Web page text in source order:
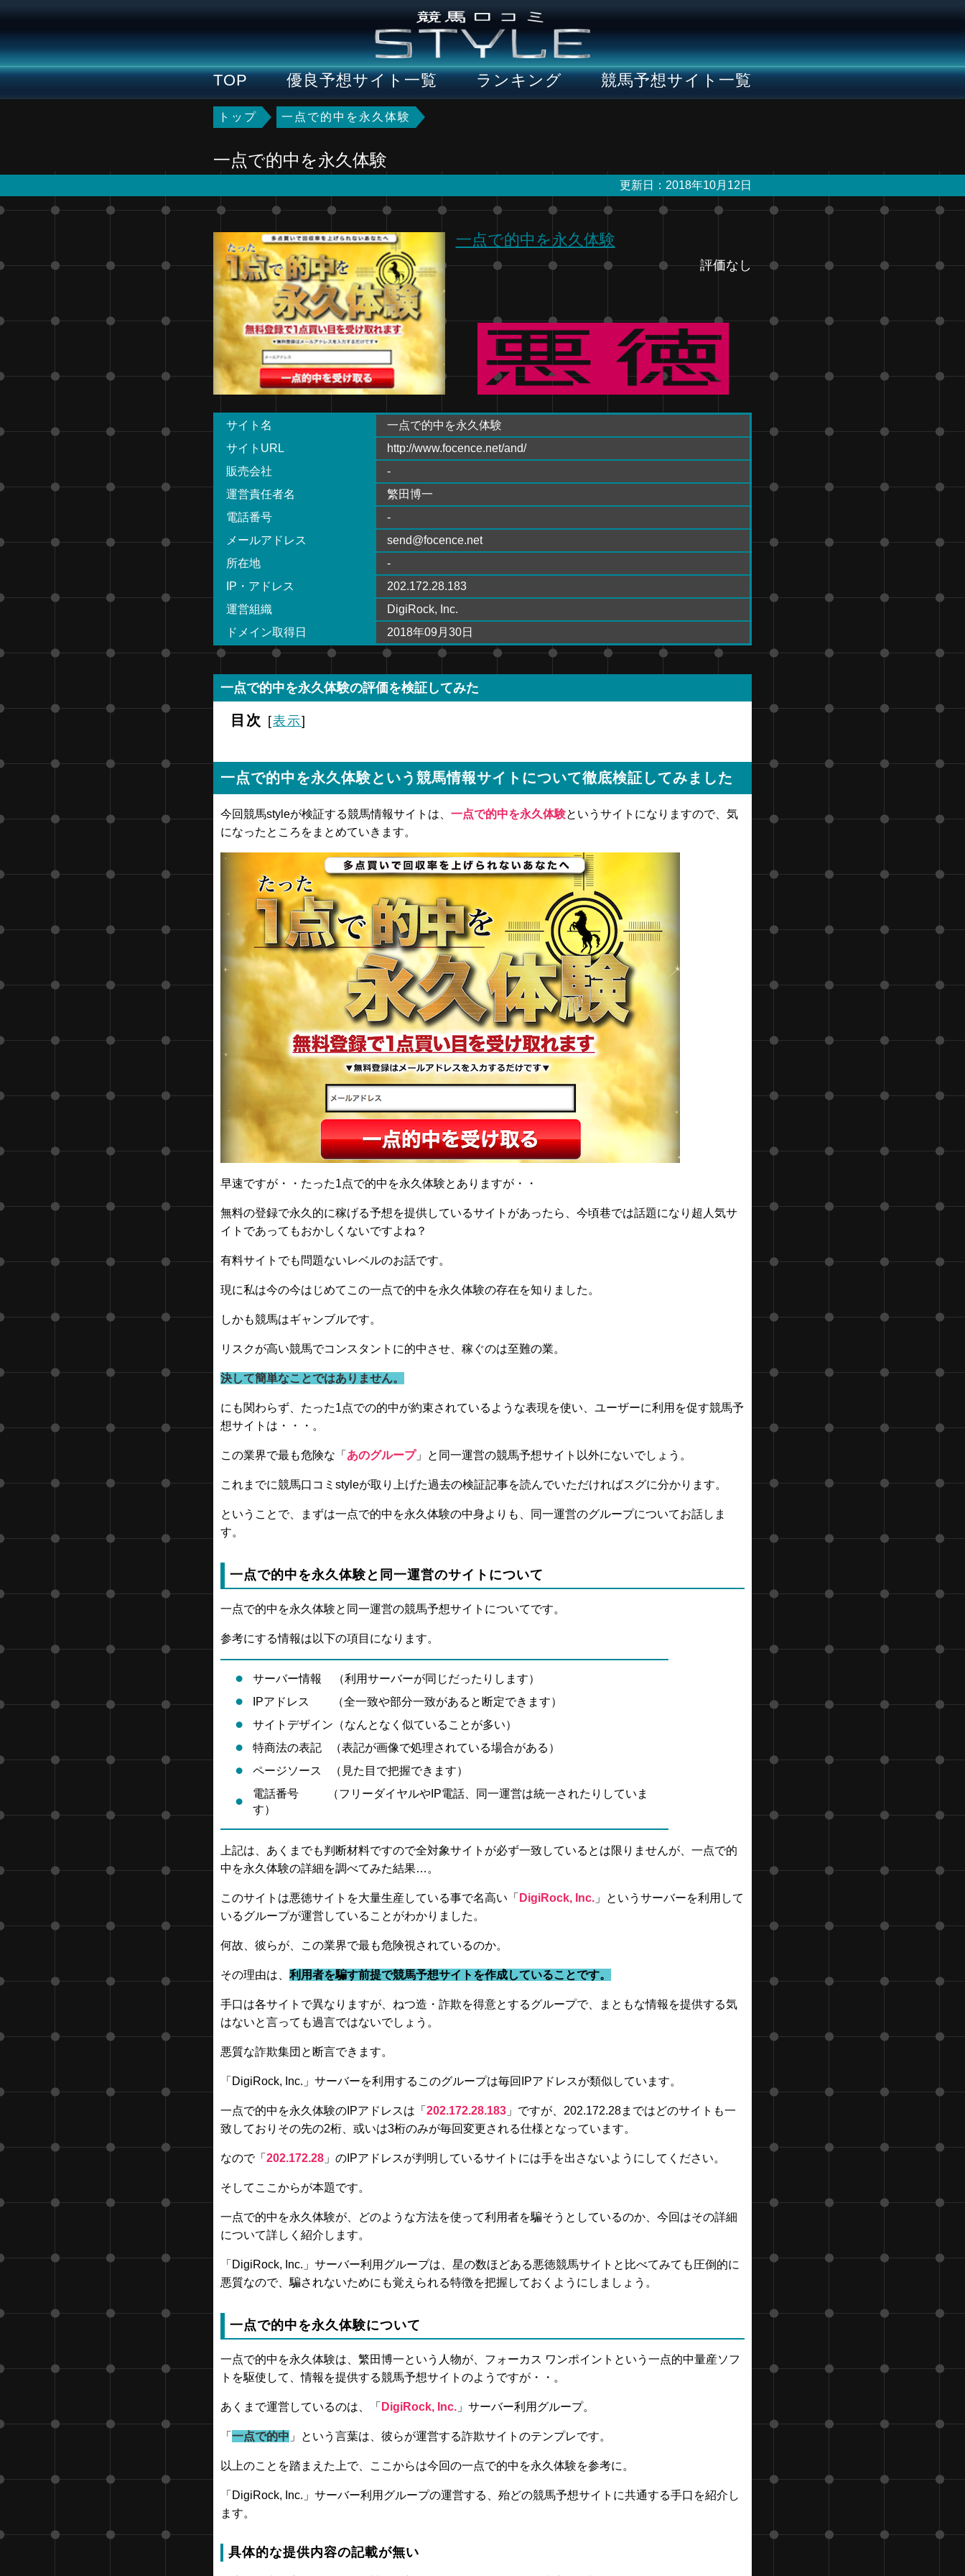
TOP 優良予想サイト一覧 ランキング 競馬予想サイト一覧
トップ 一点で的中を永久体験
一点で的中を永久体験
更新日：2018年10月12日
一点で的中を永久体験
評価なし
サイト名
一点で的中を永久体験
サイトURL
http://www.focence.net/and/
販売会社
-
運営責任者名
繁田博一
電話番号
-
メールアドレス
send@focence.net
所在地
-
IP・アドレス
202.172.28.183
運営組織
DigiRock, Inc.
ドメイン取得日
2018年09月30日
一点で的中を永久体験の評価を検証してみた
目次 [表示]
一点で的中を永久体験という競馬情報サイトについて徹底検証してみました
今回競馬styleが検証する競馬情報サイトは、 一点で的中を永久体験というサイトになりますので、気
になったところをまとめていきます。
早速ですが・・たった1点で的中を永久体験とありますが・・
無料の登録で永久的に稼げる予想を提供しているサイトがあったら、今頃巷では話題になり超人気サ
イトであってもおかしくないですよね？
有料サイトでも問題ないレベルのお話です。
現に私は今の今はじめてこの一点で的中を永久体験の存在を知りました。
しかも競馬はギャンブルです。
リスクが高い競馬でコンスタントに的中させ、稼ぐのは至難の業。
決して簡単なことではありません。
にも関わらず、たった1点での的中が約束されているような表現を使い、ユーザーに利用を促す競馬予
想サイトは・・・。
この業界で最も危険な「 あのグループ」と同一運営の競馬予想サイト以外にないでしょう。
これまでに競馬口コミstyleが取り上げた過去の検証記事を読んでいただければスグに分かります。
ということで、まずは一点で的中を永久体験の中身よりも、同一運営のグループについてお話しま
す。
一点で的中を永久体験と同一運営のサイトについて
一点で的中を永久体験と同一運営の競馬予想サイトについてです。
参考にする情報は以下の項目になります。
サーバー情報 （利用サーバーが同じだったりします）
IPアドレス （全一致や部分一致があると断定できます）
サイトデザイン（なんとなく似ていることが多い）
特商法の表記 （表記が画像で処理されている場合がある）
ページソース （見た目で把握できます）
電話番号 （フリーダイヤルやIP電話、同一運営は統一されたりしていま
す）
上記は、あくまでも判断材料ですので全対象サイトが必ず一致しているとは限りませんが、一点で的
中を永久体験の詳細を調べてみた結果…。
このサイトは悪徳サイトを大量生産している事で名高い「 DigiRock, Inc. 」というサーバーを利用して
いるグループが運営していることがわかりました。
何故、彼らが、この業界で最も危険視されているのか。
その理由は、 利用者を騙す前提で競馬予想サイトを作成していることです。
手口は各サイトで異なりますが、ねつ造・詐欺を得意とするグループで、まともな情報を提供する気
はないと言っても過言ではないでしょう。
悪質な詐欺集団と断言できます。
「DigiRock, Inc.」サーバーを利用するこのグループは毎回IPアドレスが類似しています。
一点で的中を永久体験のIPアドレスは「 202.172.28.183 」ですが、202.172.28まではどのサイトも一
致しておりその先の2桁、或いは3桁のみが毎回変更される仕様となっています。
なので「 202.172.28 」のIPアドレスが判明しているサイトには手を出さないようにしてください。
そしてここからが本題です。
一点で的中を永久体験が、どのような方法を使って利用者を騙そうとしているのか、今回はその詳細
について詳しく紹介します。
「DigiRock, Inc.」サーバー利用グループは、星の数ほどある悪徳競馬サイトと比べてみても圧倒的に
悪質なので、騙されないためにも覚えられる特徴を把握しておくようにしましょう。
一点で的中を永久体験について
一点で的中を永久体験は、繁田博一という人物が、フォーカス ワンポイントという一点的中量産ソフ
トを駆使して、情報を提供する競馬予想サイトのようですが・・。
あくまで運営しているのは、「 DigiRock, Inc. 」サーバー利用グループ。
「 一点で的中 」という言葉は、彼らが運営する詐欺サイトのテンプレです。
以上のことを踏まえた上で、ここからは今回の一点で的中を永久体験を参考に。
「DigiRock, Inc.」サーバー利用グループの運営する、殆どの競馬予想サイトに共通する手口を紹介し
ます。
具体的な提供内容の記載が無い